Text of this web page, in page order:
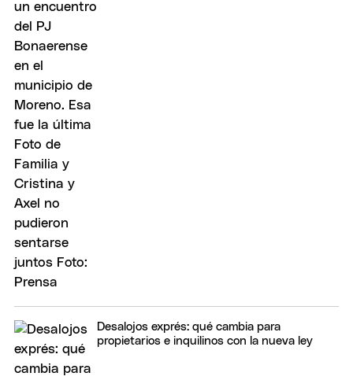
Desalojos exprés: qué cambia para
propietarios e inquilinos con la nueva ley